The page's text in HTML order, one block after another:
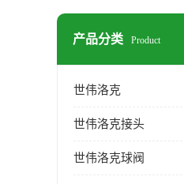
产品分类 Product
世伟洛克
世伟洛克接头
世伟洛克球阀